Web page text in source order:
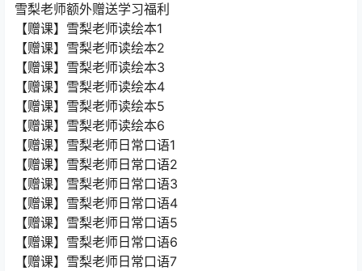
雪梨老师额外赠送学习福利
【赠课】雪梨老师读绘本1
【赠课】雪梨老师读绘本2
【赠课】雪梨老师读绘本3
【赠课】雪梨老师读绘本4
【赠课】雪梨老师读绘本5
【赠课】雪梨老师读绘本6
【赠课】雪梨老师日常口语1
【赠课】雪梨老师日常口语2
【赠课】雪梨老师日常口语3
【赠课】雪梨老师日常口语4
【赠课】雪梨老师日常口语5
【赠课】雪梨老师日常口语6
【赠课】雪梨老师日常口语7